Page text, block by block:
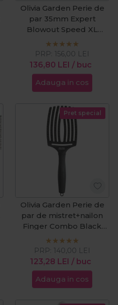
Olivia Garden Perie de
par 35mm Expert
Blowout Speed XL
White
136,80 LEI / buc
PRP: 156,00 LEI
Adauga in cos
Pret special
Olivia Garden Perie de
par de mistret+nailon
Finger Combo Black
Large
123,28 LEI / buc
PRP: 140,00 LEI
Adauga in cos